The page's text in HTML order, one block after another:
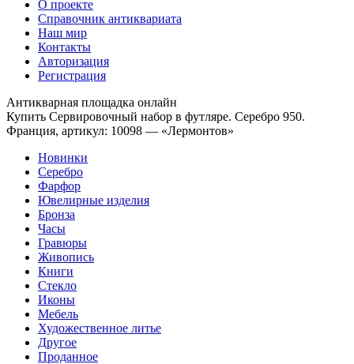
О проекте
Справочник антиквариата
Наш мир
Контакты
Авторизация
Регистрация
Антикварная площадка онлайн
Купить Сервировочный набор в футляре. Серебро 950.
Франция, артикул: 10098 — «Лермонтов»
Новинки
Серебро
Фарфор
Ювелирные изделия
Бронза
Часы
Гравюры
Живопись
Книги
Стекло
Иконы
Мебель
Художественное литье
Другое
Проданное